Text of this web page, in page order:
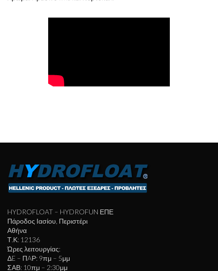
HYDROFLOAT – HYDROFUN ΕΠΕ
Πάροδος Ιασίου, Περιστέρι
Αθήνα
Τ.Κ: 12136
Ώρες λειτουργίας:
ΔE – ΠAΡ: 9πμ – 5μμ
ΣΑΒ: 10πμ – 2:30μμ